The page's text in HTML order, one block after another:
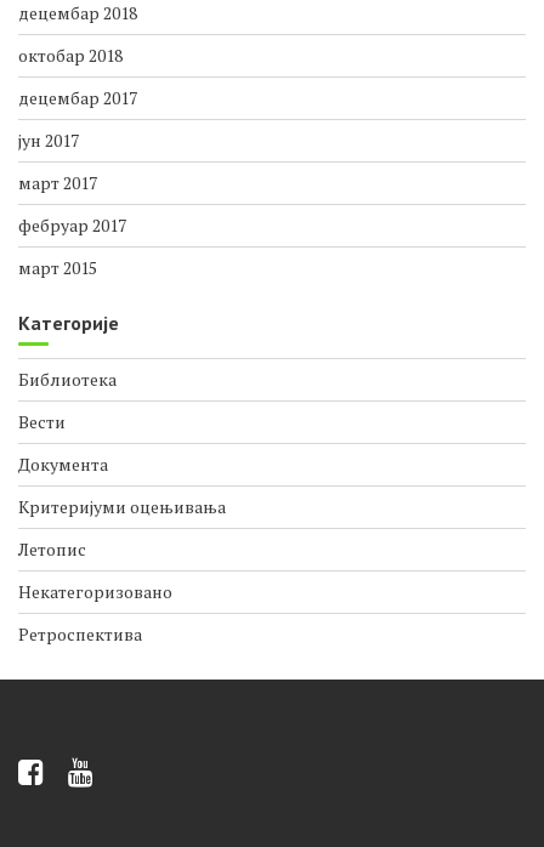
децембар 2018
октобар 2018
децембар 2017
јун 2017
март 2017
фебруар 2017
март 2015
Категорије
Библиотека
Вести
Документа
Критеријуми оцењивања
Летопис
Некатегоризовано
Ретроспектива